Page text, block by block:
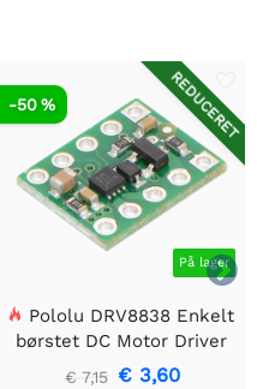

REDUCERET
På lager
-50 %
Pololu DRV8838 Enkelt
børstet DC Motor Driver
Holder
€ 7,15 € 3,60